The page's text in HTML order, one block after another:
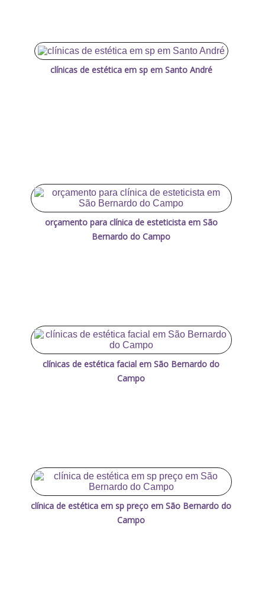
clínicas de estética em sp em Santo André
orçamento para clínica de esteticista em São
Bernardo do Campo
clínicas de estética facial em São Bernardo do
Campo
clínica de estética em sp preço em São Bernardo do
Campo